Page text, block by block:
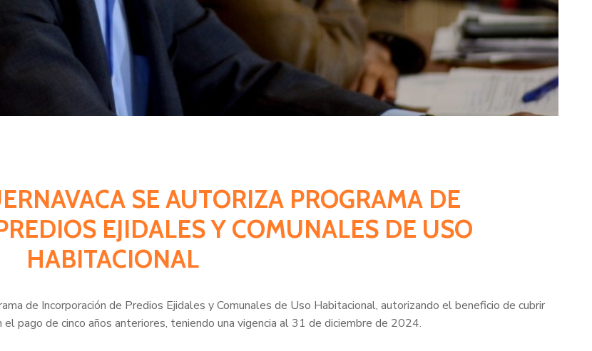
SE AUTORIZA PROGRAMA DE
EJIDALES Y COMUNALES DE USO
HABITACIONAL
de Incorporación de Predios Ejidales y Comunales de Uso Habitacional, autorizando el beneficio de cubrir
pago de cinco años anteriores, teniendo una vigencia al 31 de diciembre de 2024.